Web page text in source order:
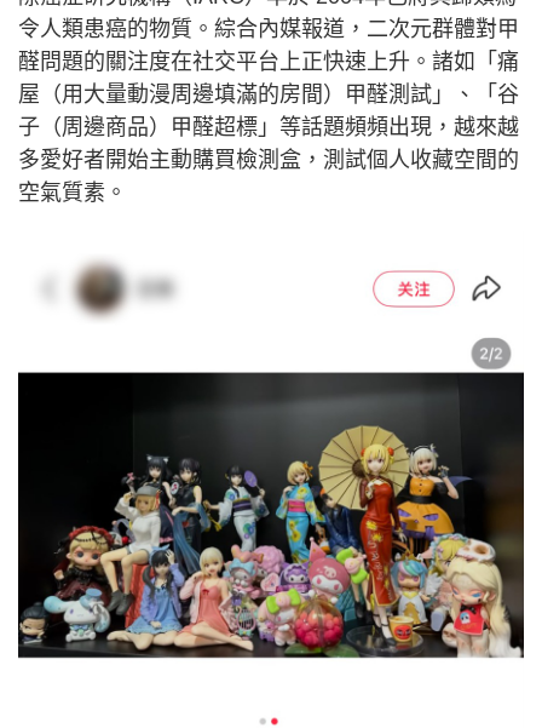
令人類患癌的物質。綜合內媒報道，二次元群體對甲
醛問題的關注度在社交平台上正快速上升。諸如「痛
屋（用大量動漫周邊填滿的房間）甲醛測試」、「谷
子（周邊商品）甲醛超標」等話題頻頻出現，越來越
多愛好者開始主動購買檢測盒，測試個人收藏空間的
空氣質素。